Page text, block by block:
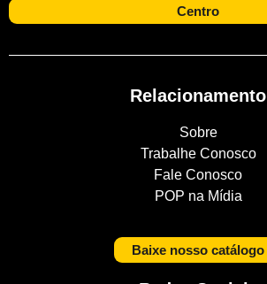
Centro
Relacionamento
Sobre
Trabalhe Conosco
Fale Conosco
POP na Mídia
Baixe nosso catálogo